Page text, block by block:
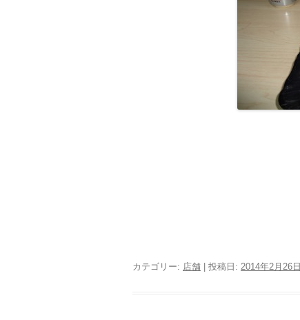
カテゴリー: 店舗 | 投稿日: 2014年2月26日